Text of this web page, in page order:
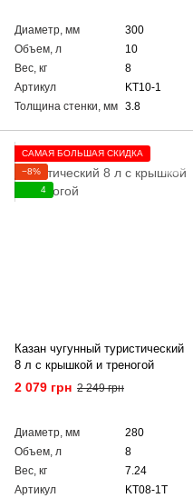
Диаметр, мм
300
Объем, л
10
Вес, кг
8
Артикул
KT10-1
Толщина стенки, мм 3.8
САМАЯ БОЛЬШАЯ СКИДКА
−8%
4
Казан чугунный туристический
8 л с крышкой и треногой
2 079 грн 2 249 грн
Диаметр, мм
280
Объем, л
8
Вес, кг
7.24
Артикул
KT08-1T